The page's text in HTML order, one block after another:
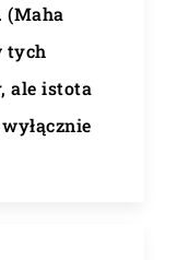
(Maha
tych
ale istota